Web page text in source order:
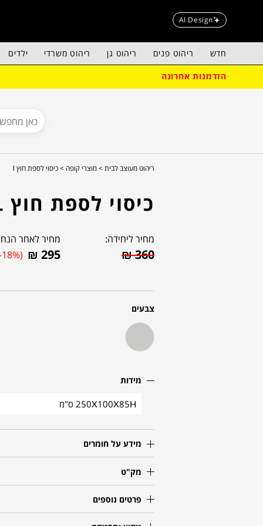
AI Design
חדש ריהוט פנים ריהוט גן ריהוט משרדי ילדים
הזדמנות אחרונה
ריהוט מעוצב לבית > מוצרי קופה > כיסוי לספת חוץ l
כיסוי לספת חוץ L
מחיר ליחידה:
₪360
מחיר לאחר
₪ 295
צבעים
מידות
250X100X85H ס"מ
מידע על חומרים
מק"ט
פרטים נוספים